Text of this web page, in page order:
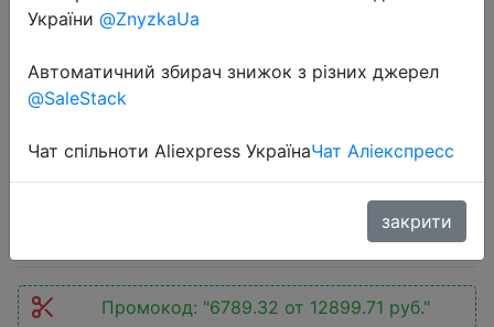
2022-09-29
Doorbell 5200mAh Security Camera
Accurate Human Detection Local
Storag Instant Alert 2.5k
Промокод: "6789.32 от 12899.71 руб."
України @ZnyzkaUa
Автоматичний збирач знижок з різних джерел
@SaleStack
Чат спільноти Aliexpress УкраїнаЧат Аліекспресс
закрити